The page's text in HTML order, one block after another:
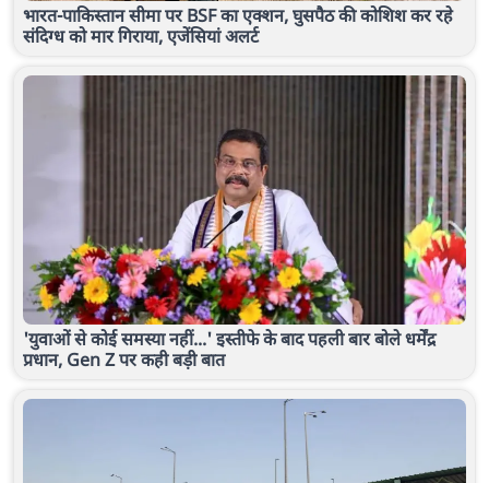
भारत-पाकिस्तान सीमा पर BSF का एक्शन, घुसपैठ की कोशिश कर रहे
संदिग्ध को मार गिराया, एजेंसियां अलर्ट
'युवाओं से कोई समस्या नहीं...' इस्तीफे के बाद पहली बार बोले धर्मेंद्र
प्रधान, Gen Z पर कही बड़ी बात